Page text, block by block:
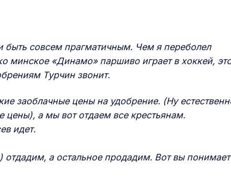
быть совсем прагматичным. Чем я переболел
минское «Динамо» паршиво играет в хоккей,
Турчин звонит.
заоблачные цены на удобрение. (Ну
цены), а мы вот отдаем все крестьянам.
идет.
а остальное продадим. Вот вы